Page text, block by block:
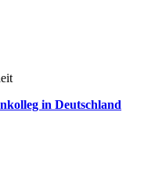
in Deutschland